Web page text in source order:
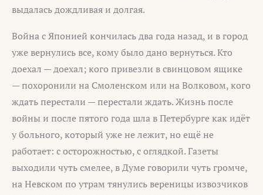
выдалась дождливая и долгая.
Война с Японией кончилась два года назад, и в город
уже вернулись все, кому было дано вернуться. Кто
доехал — доехал; кого привезли в свинцовом ящике
— похоронили на Смоленском или на Волковом, кого
ждать перестали — перестали ждать. Жизнь после
войны и после пятого года шла в Петербурге как идёт
у больного, который уже не лежит, но ещё не
работает: с осторожностью, с оглядкой. Газеты
выходили чуть смелее, в Думе говорили чуть громче,
на Невском по утрам тянулись вереницы извозчиков